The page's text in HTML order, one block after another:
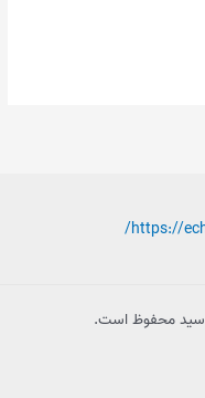
https://
اسید محفوظ است.